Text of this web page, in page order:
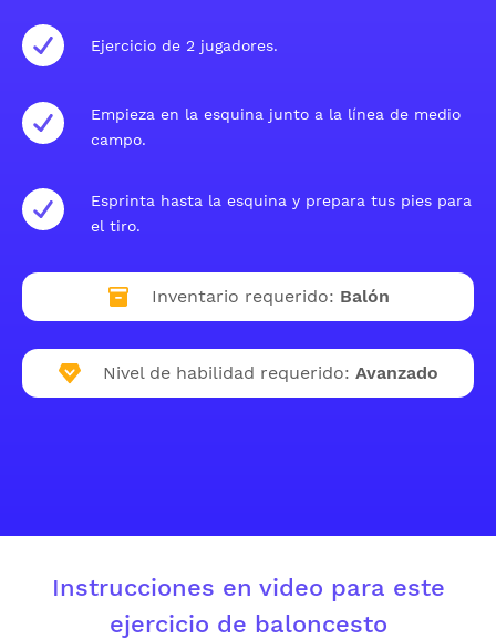
Ejercicio de 2 jugadores.
Empieza en la esquina junto a la línea de medio
campo.
Esprinta hasta la esquina y prepara tus pies para
el tiro.
Inventario requerido: Balón
Nivel de habilidad requerido: Avanzado
Instrucciones en video para este
ejercicio de baloncesto